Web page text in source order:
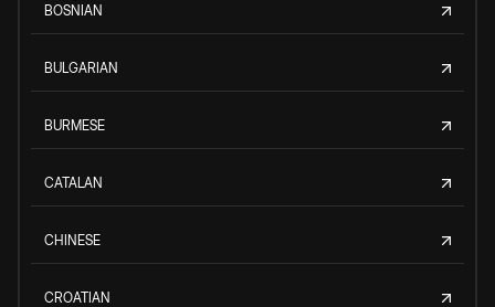
BOSNIAN
BULGARIAN
BURMESE
CATALAN
CHINESE
CROATIAN